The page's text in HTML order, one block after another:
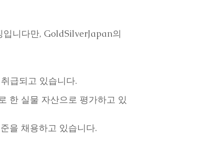
입니다만, GoldSilverJapan의
급되고 있습니다.
한 실물 자산으로 평가하고 있
을 채용하고 있습니다.